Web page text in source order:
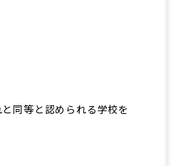
同等と認められる学校を